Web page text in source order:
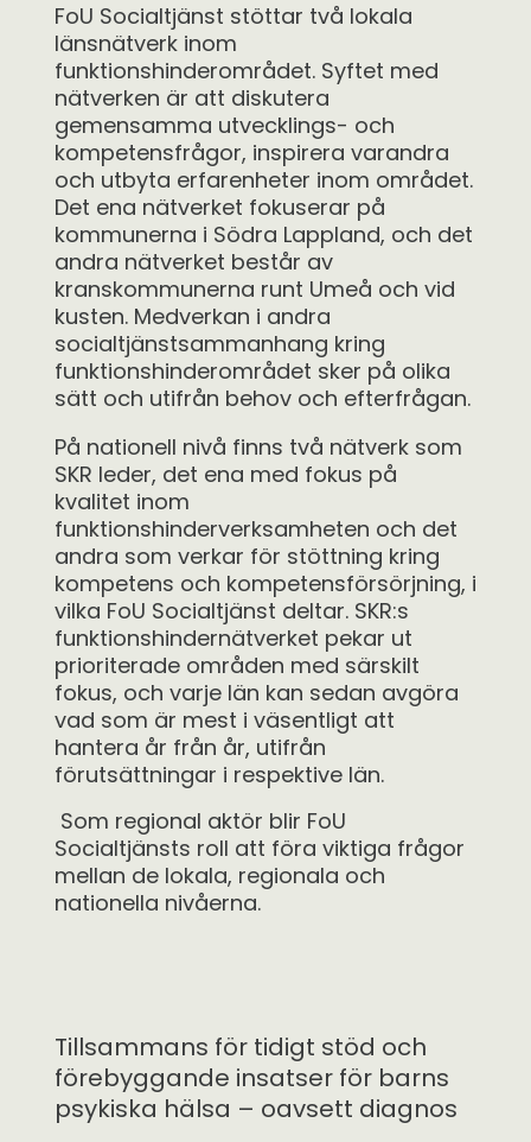
FoU Socialtjänst stöttar två lokala
länsnätverk inom
funktionshinderområdet. Syftet med
nätverken är att diskutera
gemensamma utvecklings- och
kompetensfrågor, inspirera varandra
och utbyta erfarenheter inom området.
Det ena nätverket fokuserar på
kommunerna i Södra Lappland, och det
andra nätverket består av
kranskommunerna runt Umeå och vid
kusten. Medverkan i andra
socialtjänstsammanhang kring
funktionshinderområdet sker på olika
sätt och utifrån behov och efterfrågan.
På nationell nivå finns två nätverk som
SKR leder, det ena med fokus på
kvalitet inom
funktionshinderverksamheten och det
andra som verkar för stöttning kring
kompetens och kompetensförsörjning, i
vilka FoU Socialtjänst deltar. SKR:s
funktionshindernätverket pekar ut
prioriterade områden med särskilt
fokus, och varje län kan sedan avgöra
vad som är mest i väsentligt att
hantera år från år, utifrån
förutsättningar i respektive län.
Som regional aktör blir FoU
Socialtjänsts roll att föra viktiga frågor
mellan de lokala, regionala och
nationella nivåerna.
Tillsammans för tidigt stöd och
förebyggande insatser för barns
psykiska hälsa – oavsett diagnos